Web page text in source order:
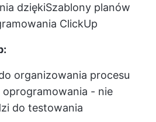
dziękiSzablony planów
ClickUp
organizowania procesu
- nie
do testowania